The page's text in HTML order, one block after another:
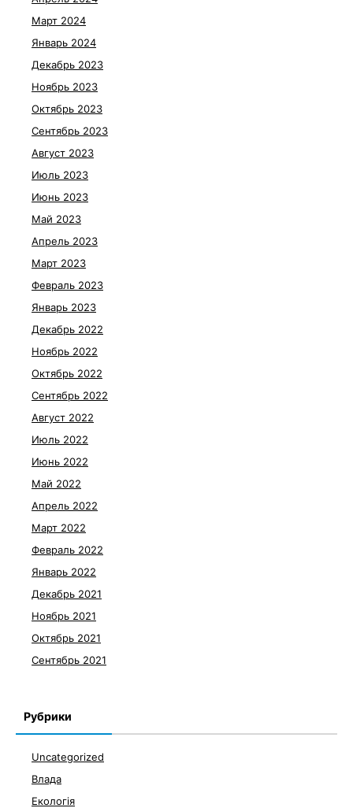
Март 2024
Январь 2024
Декабрь 2023
Ноябрь 2023
Октябрь 2023
Сентябрь 2023
Август 2023
Июль 2023
Июнь 2023
Май 2023
Апрель 2023
Март 2023
Февраль 2023
Январь 2023
Декабрь 2022
Ноябрь 2022
Октябрь 2022
Сентябрь 2022
Август 2022
Июль 2022
Июнь 2022
Май 2022
Апрель 2022
Март 2022
Февраль 2022
Январь 2022
Декабрь 2021
Ноябрь 2021
Октябрь 2021
Сентябрь 2021
Рубрики
Uncategorized
Влада
Екологія